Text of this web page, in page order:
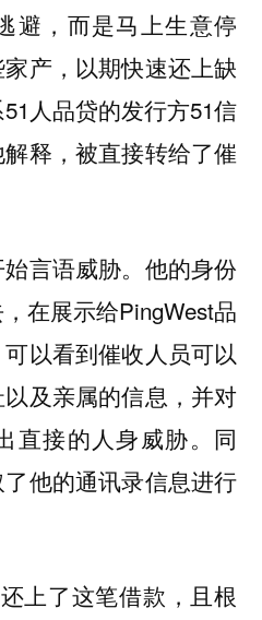
避，而是马上生意停
产，以期快速还上缺
人品贷的发行方51信
释，被直接转给了催
言语威胁。他的身份
在展示给PingWest品
以看到催收人员可以
及亲属的信息，并对
直接的人身威胁。同
他的通讯录信息进行
上了这笔借款，且根